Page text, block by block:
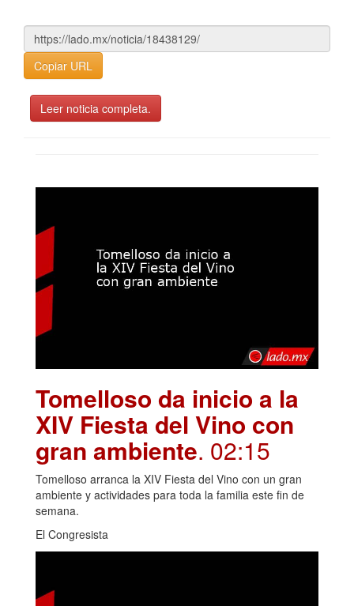
Copiar URL
Leer noticia completa.
Tomelloso da inicio a la
XIV Fiesta del Vino con
gran ambiente. 02:15
Tomelloso arranca la XIV Fiesta del Vino con un gran
ambiente y actividades para toda la familia este fin de
semana.
El Congresista